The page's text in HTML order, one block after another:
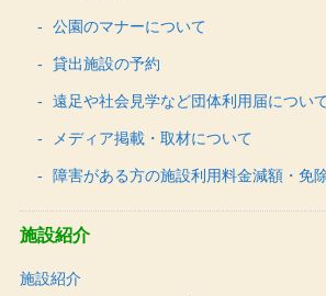
公園のマナーについて
貸出施設の予約
遠足や社会見学など団体利用届につい
メディア掲載・取材について
障害がある方の施設利用料金減額・免
施設紹介
施設紹介